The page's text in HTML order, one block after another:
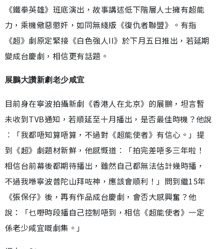
《鐵拳英雄》班底演出，故事講述低下階層人士擁有超能
力，乘機儆惡懲奸，如同無綫版《復仇者聯盟》。有指
《超》劇原定緊接《白色強人II》於下月五日推出，若延期
變成台慶劇，相信更有話題。
展鵬大讚新劇老少咸宜
目前身在寧波拍攝新劇《香港人在北京》的展鵬，坦言暫
未收到TVB通知，若順延至十月播出，是否最佳時機？他說
︰「我都唔知算唔算，不過對《超能使者》有信心。」提
到《超》劇題材新鮮，他感慨道︰「拍完差唔多三年啦！
相信台前幕後都期待播出，雖然自己都無法估計幾時播，
不過我喺寧波普陀山拜咗神，應該會順利！」問到繼15年
《張保仔》後，再有作品成台慶劇，會否大感興奮？他
說：「乜嘢時段播自己控制唔到，相信《超能使者》一定
係老少咸宜嘅劇集。」